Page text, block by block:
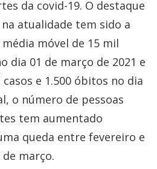
da covid-19. O destaque
atualidade tem sido a
móvel de 15 mil
dia 01 de março de 2021 e
e 1.500 óbitos no dia
o número de pessoas
tem aumentado
queda entre fevereiro e
março.